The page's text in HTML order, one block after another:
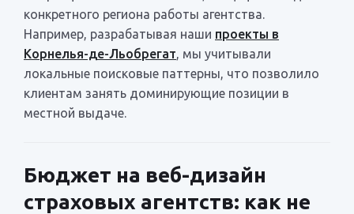
конкретного региона работы агентства.
Например, разрабатывая наши проекты в
Корнелья-де-Льобрегат, мы учитывали
локальные поисковые паттерны, что позволило
клиентам занять доминирующие позиции в
местной выдаче.
Бюджет на веб-дизайн
страховых агентств: как не